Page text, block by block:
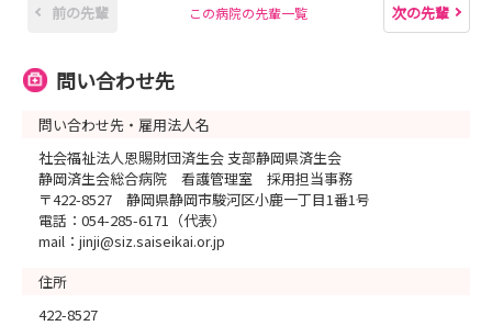
前の先輩 この病院の先輩一覧 次の先輩
問い合わせ先
問い合わせ先・雇用法人名
社会福祉法人恩賜財団済生会 支部静岡県済生会
静岡済生会総合病院 看護管理室 採用担当事務
〒422-8527 静岡県静岡市駿河区小鹿一丁目1番1号
電話：054-285-6171（代表）
mail：jinji@siz.saiseikai.or.jp
住所
422-8527